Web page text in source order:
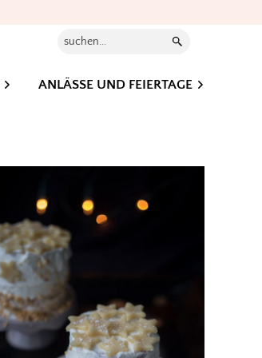
Suchen...
ANLÄSSE UND FEIERTAGE